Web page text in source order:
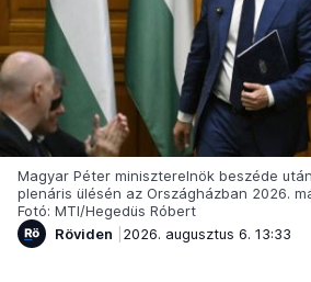
Magyar Péter miniszterelnök beszéde
plenáris ülésén az Országházban 2026.
Fotó: MTI/Hegedüs Róbert
Röviden
2026. augusztus 6. 13:33